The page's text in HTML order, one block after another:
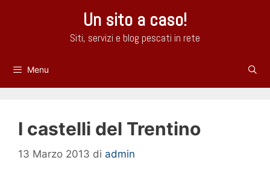
Un sito a caso!
Siti, servizi e blog pescati in rete
Menu
I castelli del Trentino
13 Marzo 2013 di admin